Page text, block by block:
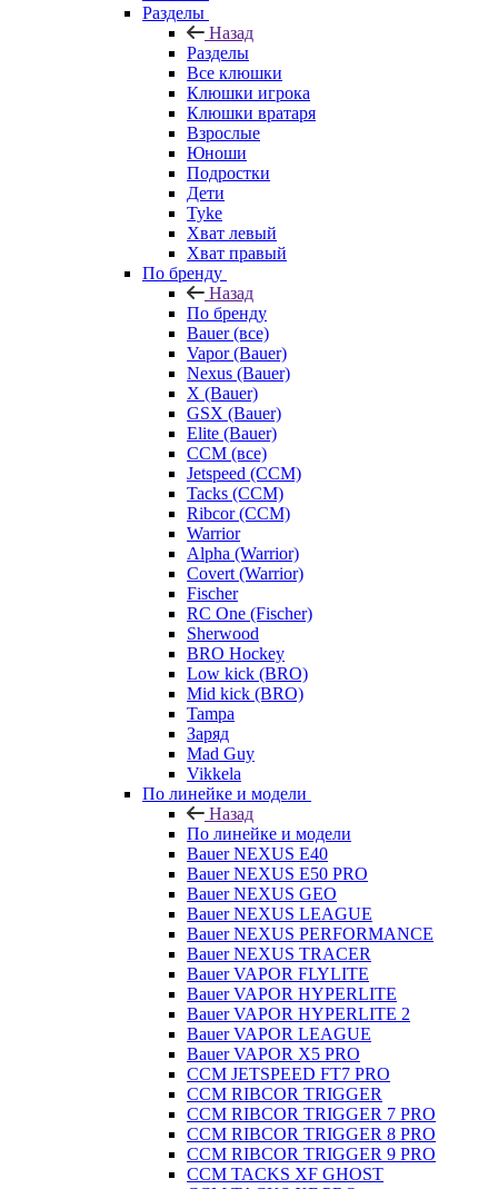
Разделы
Назад
Разделы
Все клюшки
Клюшки игрока
Клюшки вратаря
Взрослые
Юноши
Подростки
Дети
Tyke
Хват левый
Хват правый
По бренду
Назад
По бренду
Bauer (все)
Vapor (Bauer)
Nexus (Bauer)
X (Bauer)
GSX (Bauer)
Elite (Bauer)
CCM (все)
Jetspeed (CCM)
Tacks (CCM)
Ribcor (CCM)
Warrior
Alpha (Warrior)
Covert (Warrior)
Fischer
RC One (Fischer)
Sherwood
BRO Hockey
Low kick (BRO)
Mid kick (BRO)
Tampa
Заряд
Mad Guy
Vikkela
По линейке и модели
Назад
По линейке и модели
Bauer NEXUS E40
Bauer NEXUS E50 PRO
Bauer NEXUS GEO
Bauer NEXUS LEAGUE
Bauer NEXUS PERFORMANCE
Bauer NEXUS TRACER
Bauer VAPOR FLYLITE
Bauer VAPOR HYPERLITE
Bauer VAPOR HYPERLITE 2
Bauer VAPOR LEAGUE
Bauer VAPOR X5 PRO
CCM JETSPEED FT7 PRO
CCM RIBCOR TRIGGER
CCM RIBCOR TRIGGER 7 PRO
CCM RIBCOR TRIGGER 8 PRO
CCM RIBCOR TRIGGER 9 PRO
CCM TACKS XF GHOST